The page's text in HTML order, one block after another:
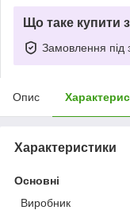
Що таке купити
Замовлення під
Опис
Характеристики
Основні
Виробник